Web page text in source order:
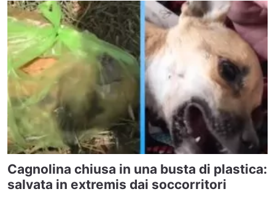
Cagnolina chiusa in una busta di plastica:
salvata in extremis dai soccorritori